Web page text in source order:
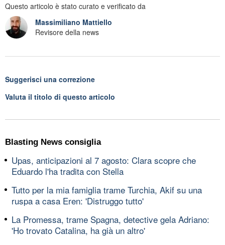
Questo articolo è stato curato e verificato da
Massimiliano Mattiello
Revisore della news
Suggerisci una correzione
Valuta il titolo di questo articolo
Blasting News consiglia
Upas, anticipazioni al 7 agosto: Clara scopre che
Eduardo l'ha tradita con Stella
Tutto per la mia famiglia trame Turchia, Akif su una
ruspa a casa Eren: 'Distruggo tutto'
La Promessa, trame Spagna, detective gela Adriano:
'Ho trovato Catalina, ha già un altro'